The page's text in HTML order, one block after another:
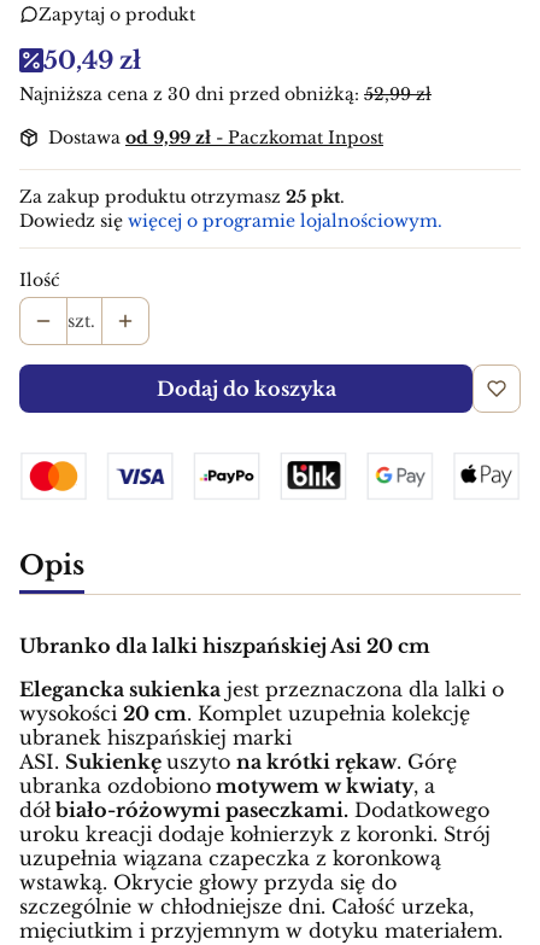
Zapytaj o produkt
50,49 zł
Najniższa cena z 30 dni przed obniżką: 52,99 zł
Dostawa od 9,99 zł - Paczkomat Inpost
Za zakup produktu otrzymasz 25 pkt.
Dowiedz się więcej o programie lojalnościowym.
Ilość
szt.
Dodaj do koszyka
Opis
Ubranko dla lalki hiszpańskiej Asi 20 cm
Elegancka sukienka jest przeznaczona dla lalki o
wysokości 20 cm. Komplet uzupełnia kolekcję
ubranek hiszpańskiej marki
ASI. Sukienkę uszyto na krótki rękaw. Górę
ubranka ozdobiono motywem w kwiaty, a
dół biało-różowymi paseczkami. Dodatkowego
uroku kreacji dodaje kołnierzyk z koronki. Strój
uzupełnia wiązana czapeczka z koronkową
wstawką. Okrycie głowy przyda się do
szczególnie w chłodniejsze dni. Całość urzeka,
mięciutkim i przyjemnym w dotyku materiałem.